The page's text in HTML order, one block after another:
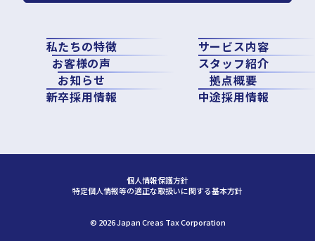
私たちの特徴
サービス内容
お客様の声
スタッフ紹介
お知らせ
拠点概要
新卒採用情報
中途採用情報
個人情報保護方針
特定個人情報等の適正な取扱いに関する基本方針
©︎ 2026 Japan Creas Tax Corporation